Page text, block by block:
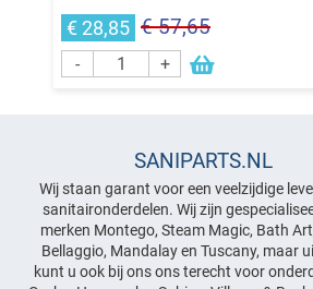
€ 28,85 € 57,65
- +
SANIPARTS.NL
Wij staan garant voor een veelzijdige
sanitaironderdelen. Wij zijn
merken Montego, Steam Magic, Bath
Bellaggio, Mandalay en Tuscany, maar
kunt u ook bij ons ons terecht voor